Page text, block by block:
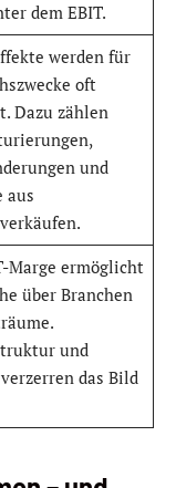
dem EBIT.
werden für
oft
Dazu zählen
und
aus
Marge ermöglicht
über Branchen
und
das Bild